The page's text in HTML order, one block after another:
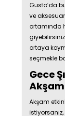
Gusto’da
ve
ortamında
ortaya
seçmekle
Gece
Akşam